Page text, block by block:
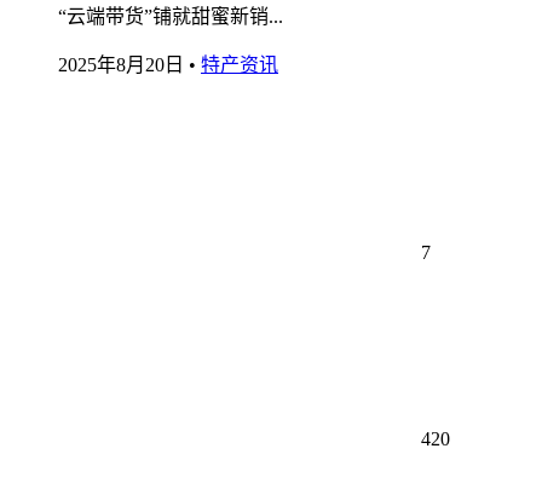
“云端带货”铺就甜蜜新销...
2025年8月20日 • 特产资讯
7
420